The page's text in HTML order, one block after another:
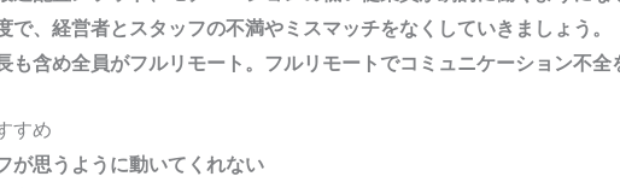
で、経営者とスタッフの不満やミスマッチをなくしていきましょう。
も含め全員がフルリモート。フルリモートでコミュニケーション不全
すめ
が思うように動いてくれない